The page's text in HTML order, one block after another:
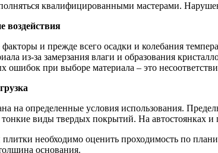
квалифицированными мастерами.
воздействия
и прежде всего осадки и колебания
из-за замерзания влаги и образования
ошибок при выборе материала – это
на определенные условия использования.
виды твердых покрытий. На автостоянках и
плитки необходимо оценить проходимость по
основания.